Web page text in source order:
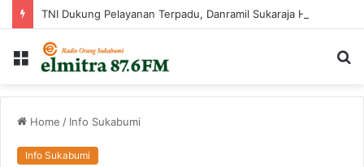
Menu
Home / Info Sukabumi
Info Sukabumi